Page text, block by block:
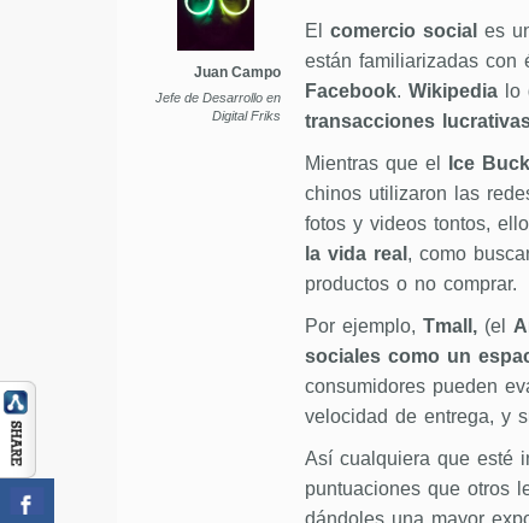
Juan Campo
Jefe de Desarrollo en
Digital Friks
El comercio social es
están familiarizadas con
Facebook. Wikipedialo
transacciones
Mientras que el Ice
chinos utilizaron las
fotos y videos tontos,
la vida real , como
productos o no comprar.
Por ejemplo, Tmall,(el
sociales como un
consumidores pueden
velocidad de entrega, y
Así cualquiera que esté
puntuaciones que otros
dándoles una mayor